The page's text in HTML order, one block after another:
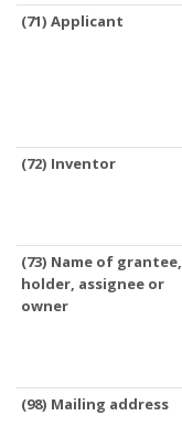
(71) Applicant
(72) Inventor
(73) Name of grantee,
holder, assignee or
owner
(98) Mailing address